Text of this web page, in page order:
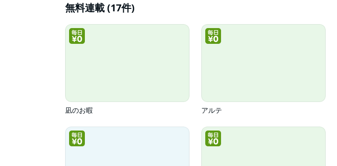
無料連載 (17件)
凪のお暇 アルテ